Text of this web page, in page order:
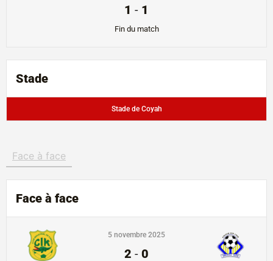
1 - 1
Fin du match
Stade
Stade de Coyah
Face à face
Face à face
5 novembre 2025
2 - 0